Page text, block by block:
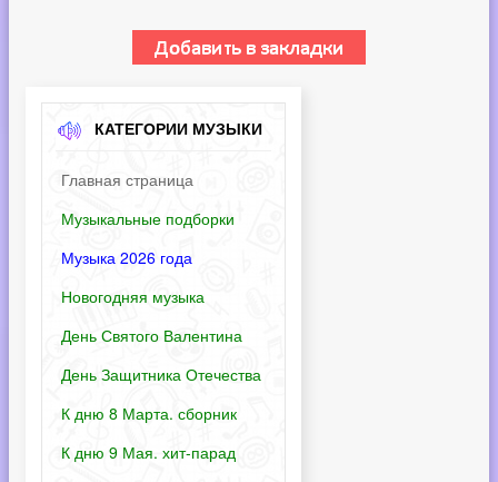
КАТЕГОРИИ МУЗЫКИ
Главная страница
Музыкальные подборки
Музыка 2026 года
Новогодняя музыка
День Святого Валентина
День Защитника Отечества
К дню 8 Марта. сборник
К дню 9 Мая. хит-парад